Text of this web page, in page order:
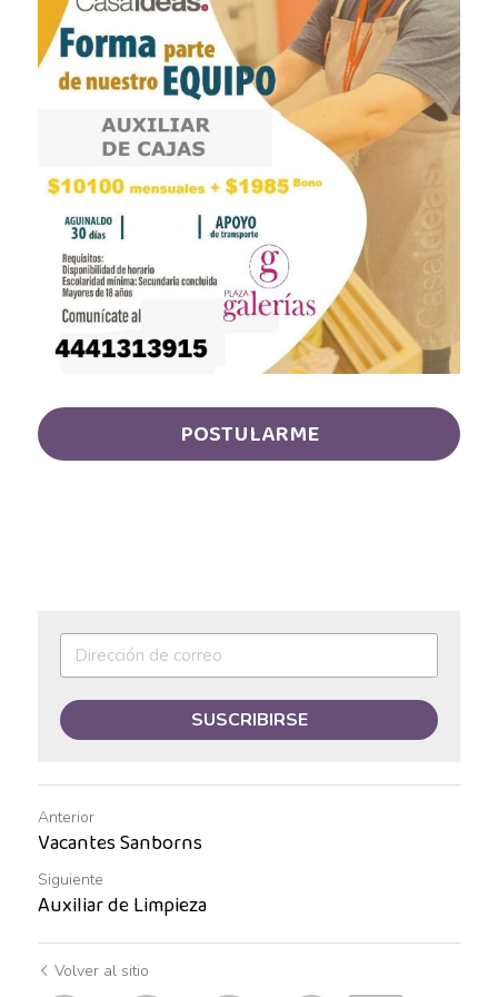
Almacenista Cajero
Almacenistas
Analista de Inventarios
Analista de precios unitarios
Asesor Bancario
Asesor comercial
Asesor Comercial
asesor de ventas
Asesor digital
Asesores Inmobiliarios
Auditor de calidad
Auxiliar administrativo
AUXILIAR ADMINISTRATIVO CONTABLE
Publica tu vacante
POSTULARME
SUSCRIBIRSE
Anterior
Vacantes Sanborns
Siguiente
Auxiliar de Limpieza
Volver al sitio